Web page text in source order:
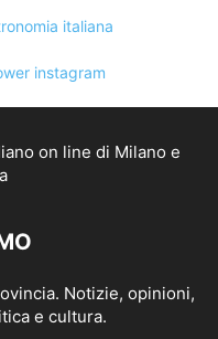
Notizie, opinioni,
e cultura.